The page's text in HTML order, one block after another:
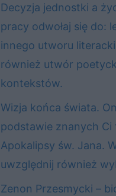
Decyzja jednostki a
pracy odwołaj się do:
innego utworu
również utwór
kontekstów.
Wizja końca świata.
podstawie znanych
Apokalipsy św. Jana.
uwzględnij również
Zenon Przesmycki –